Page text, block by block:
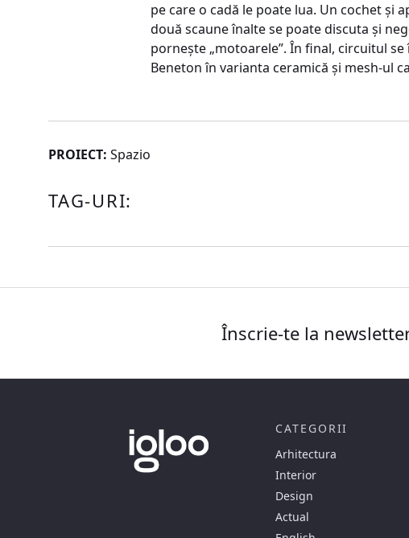
pe care o cadă le poate lua. Un cochet şi
două scaune înalte se poate discuta şi
porneşte „motoarele”. În final, circuitul
Beneton în varianta ceramică şi mesh-ul
PROIECT: Spazio
TAG-URI:
Înscrie-te la
CATEGORII
Arhitectura
Interior
Design
Actual